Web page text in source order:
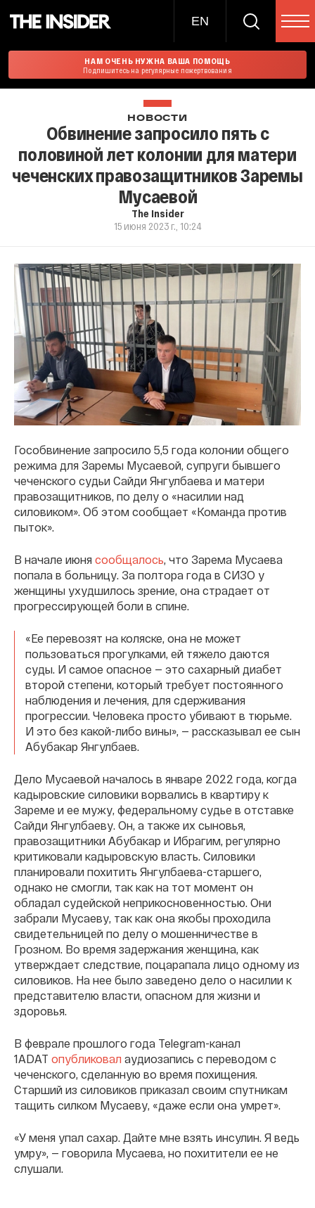
EN
НАМ ОЧЕНЬ НУЖНА ВАША ПОМОЩЬ
Подпишитесь на регулярные пожертвования
НОВОСТИ
Обвинение запросило пять с
половиной лет колонии для матери
чеченских правозащитников Заремы
Мусаевой
The Insider
15 июня 2023 г., 10:24
Гособвинение запросило 5,5 года колонии общего
режима для Заремы Мусаевой, супруги бывшего
чеченского судьи Сайди Янгулбаева и матери
правозащитников, по делу о «насилии над
силовиком». Об этом сообщает «Команда против
пыток».
В начале июня сообщалось , что Зарема Мусаева
попала в больницу. За полтора года в СИЗО у
женщины ухудшилось зрение, она страдает от
прогрессирующей боли в спине.
«Ее перевозят на коляске, она не может
пользоваться прогулками, ей тяжело даются
суды. И самое опасное — это сахарный диабет
второй степени, который требует постоянного
наблюдения и лечения, для сдерживания
прогрессии. Человека просто убивают в тюрьме.
И это без какой-либо вины», — рассказывал ее сын
Абубакар Янгулбаев.
Дело Мусаевой началось в январе 2022 года, когда
кадыровские силовики ворвались в квартиру к
Зареме и ее мужу, федеральному судье в отставке
Сайди Янгулбаеву. Он, а также их сыновья,
правозащитники Абубакар и Ибрагим, регулярно
критиковали кадыровскую власть. Силовики
планировали похитить Янгулбаева-старшего,
однако не смогли, так как на тот момент он
обладал судейской неприкосновенностью. Они
забрали Мусаеву, так как она якобы проходила
свидетельницей по делу о мошенничестве в
Грозном. Во время задержания женщина, как
утверждает следствие, поцарапала лицо одному из
силовиков. На нее было заведено дело о насилии к
представителю власти, опасном для жизни и
здоровья.
В феврале прошлого года Telegram-канал
1ADAT опубликовал аудиозапись с переводом с
чеченского, сделанную во время похищения.
Старший из силовиков приказал своим спутникам
тащить силком Мусаеву, «даже если она умрет».
«У меня упал сахар. Дайте мне взять инсулин. Я ведь
умру», — говорила Мусаева, но похитители ее не
слушали.